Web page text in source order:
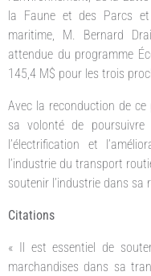
la Faune et des Parcs
maritime, M. Bernard
attendue du programme
145,4 M$ pour les trois
Avec la reconduction de
sa volonté de
l’électrification et
l’industrie du transport
soutenir l’industrie dans sa
Citations
« Il est essentiel de
marchandises dans sa